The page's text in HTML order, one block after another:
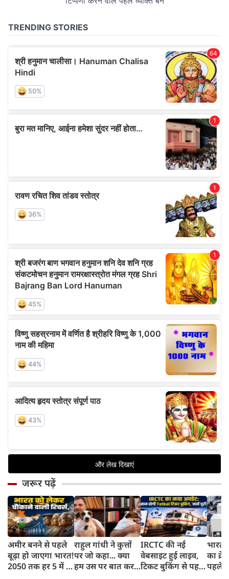
जरूर पढ़ें
अमीर बनने से पहले
बूढ़ा हो जाएगा भारत!
2050 तक हर 5 में 1
राहुल गांधी ने कुत्तों
पर जो कहा... क्या
हम उस पर बात कर
IRCTC की नई
वेबसाइट हुई लाइव,
टिकट बुकिंग से पहले
भारत
का
पहले